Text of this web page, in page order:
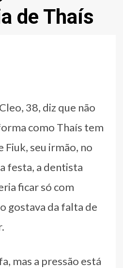
de Thaís
38, diz que não
como Thaís tem
Fiuk, seu irmão, no
festa, a dentista
ficar só com
gostava da falta de
mas a pressão está